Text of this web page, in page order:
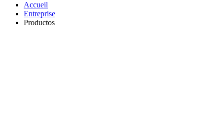
Accueil
Entreprise
Productos